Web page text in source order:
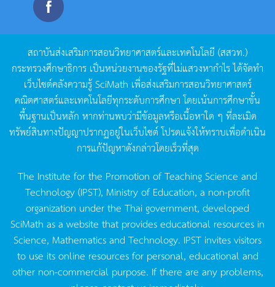
สถาบันส่งเสริมการสอนวิทยาศาสตร์และเทคโนโลยี (สสวท.)
กระทรวงศึกษาธิการ เป็นหน่วยงานของรัฐที่ไม่แสวงหากำไรได้จัดทำ
เว็บไซต์คลังความรู้SciMath เพื่อส่งเสริมการสอนวิทยาศาสตร์
คณิตศาสตร์และเทคโนโลยีทุกระดับการศึกษา โดยเน้นการศึกษาขั้น
พื้นฐานเป็นหลัก หากท่านพบว่ามีข้อมูลหรือเนื้อหาใด ๆ ที่ละเมิด
ทรัพย์สินทางปัญญาปรากฏอยู่ในเว็บไซต์โปรดแจ้งให้ทราบเพื่อดำเนิน
การแก้ปัญหาดังกล่าวโดยเร็วที่สุด
The Institute for the Promotion of Teaching Science and
Technology (IPST), Ministry of Education, a non-profit
organization under the Thai government, developed
SciMath as a website that provides educational resources in
Science, Mathematics and Technology. IPST invites visitors
to use its online resources for personal, educational and
other non-commercial purpose. If there are any problems,